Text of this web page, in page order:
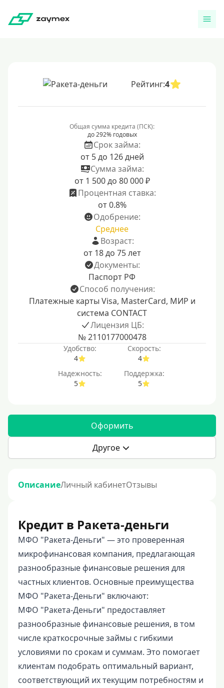
Рейтинг:4
Общая сумма кредита (ПСК):
до 292% годовых
Срок займа:
от 5 до 126 дней
Сумма займа:
от 1 500 до 80 000 ₽
Процентная ставка:
от 0.8%
Одобрение:
Среднее
Возраст:
от 18 до 75 лет
Документы:
Паспорт РФ
Способ получения:
Платежные карты Visa, MasterCard, МИР и
система CONTACT
Лицензия ЦБ:
№ 2110177000478
Удобство:
4
Скорость:
4
Надежность:
5
Поддержка:
5
Оформить
Другое
ОписаниеЛичный кабинетОтзывы
Кредит в Ракета-деньги
МФО "Ракета-Деньги" — это проверенная
микрофинансовая компания, предлагающая
разнообразные финансовые решения для
частных клиентов. Основные преимущества
МФО "Ракета-Деньги" включают:
МФО "Ракета-Деньги" предоставляет
разнообразные финансовые решения, в том
числе краткосрочные займы с гибкими
условиями по срокам и суммам. Это помогает
клиентам подобрать оптимальный вариант,
соответствующий их текущим потребностям и